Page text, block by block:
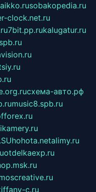
sobakopedia.ru
clock.net.ru
7bit.pp.rukalugatur.ru
схема-авто.рф
music8.spb.ru
hohota.netalimy.ru
otdelkaexp.ru
c.ru